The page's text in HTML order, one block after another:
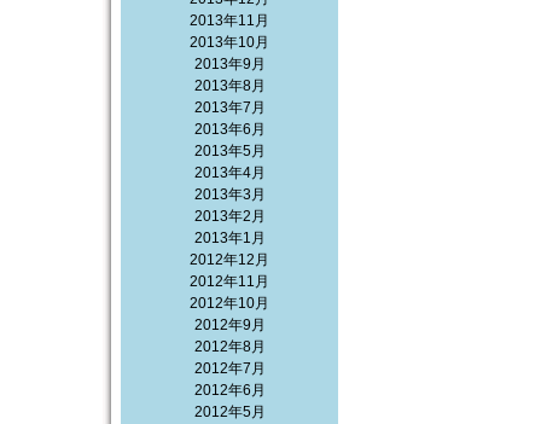
2013年11月
2013年10月
2013年9月
2013年8月
2013年7月
2013年6月
2013年5月
2013年4月
2013年3月
2013年2月
2013年1月
2012年12月
2012年11月
2012年10月
2012年9月
2012年8月
2012年7月
2012年6月
2012年5月